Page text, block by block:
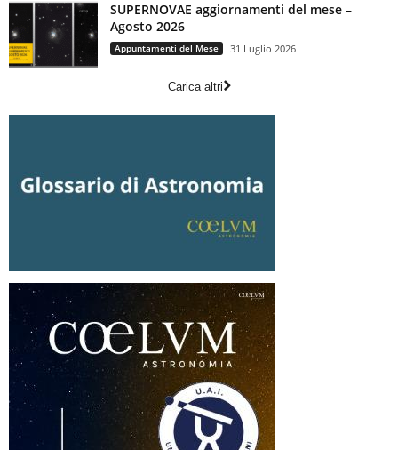
SUPERNOVAE aggiornamenti del mese –
Agosto 2026
Appuntamenti del Mese 31 Luglio 2026
Carica altri